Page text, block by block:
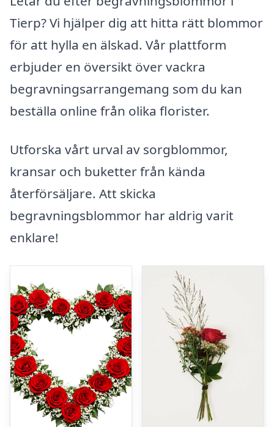
Tierp? Vi hjälper dig att hitta rätt blommor
för att hylla en älskad. Vår plattform
erbjuder en översikt över vackra
begravningsarrangemang som du kan
beställa online från olika florister.
Utforska vårt urval av sorgblommor,
kransar och buketter från kända
återförsäljare. Att skicka
begravningsblommor har aldrig varit
enklare!